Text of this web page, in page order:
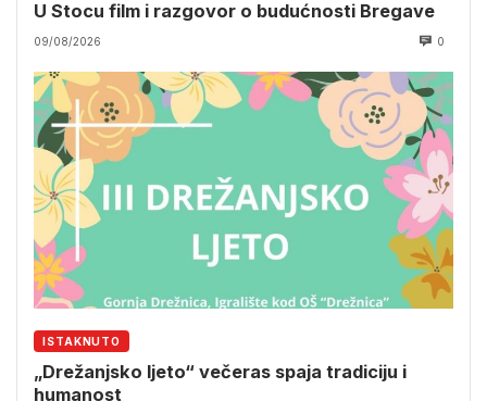
U Stocu film i razgovor o budućnosti Bregave
09/08/2026 0
ISTAKNUTO
„Drežanjsko ljeto“ večeras spaja tradiciju i
humanost